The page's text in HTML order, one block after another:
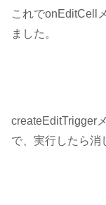
これでonEditCell
ました。
createEditTrigger
で、実行したら消